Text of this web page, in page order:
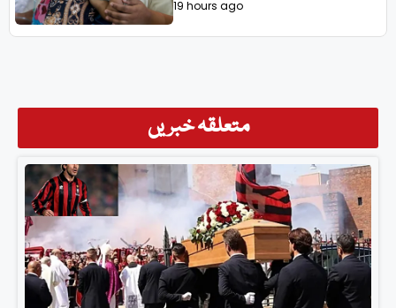
19 hours ago
متعلقہ خبریں